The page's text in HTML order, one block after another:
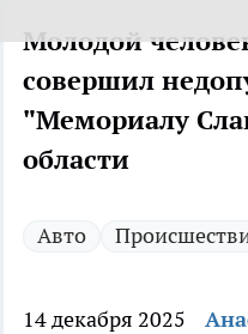
Молодой
совершил
"Мемориалу
области
Авто
14 декабря 2025